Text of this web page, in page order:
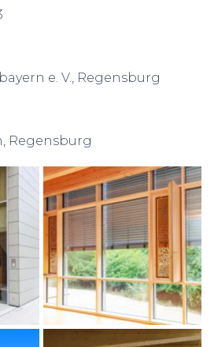
e. V., Regensburg
Regensburg